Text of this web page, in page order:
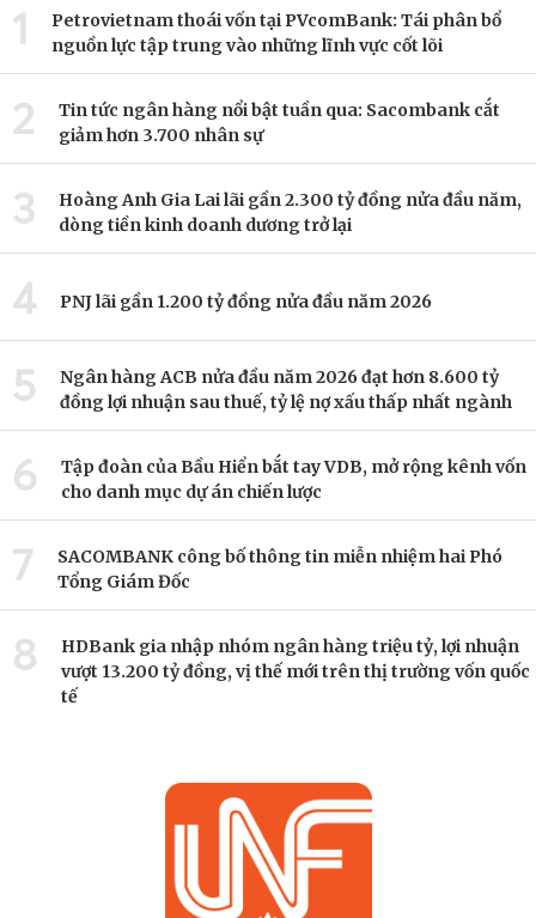
1
Petrovietnam thoái vốn tại PVcomBank: Tái phân bổ
nguồn lực tập trung vào những lĩnh vực cốt lõi
2
Tin tức ngân hàng nổi bật tuần qua: Sacombank cắt
giảm hơn 3.700 nhân sự
3
Hoàng Anh Gia Lai lãi gần 2.300 tỷ đồng nửa đầu năm,
dòng tiền kinh doanh dương trở lại
4 PNJ lãi gần 1.200 tỷ đồng nửa đầu năm 2026
5
Ngân hàng ACB nửa đầu năm 2026 đạt hơn 8.600 tỷ
đồng lợi nhuận sau thuế, tỷ lệ nợ xấu thấp nhất ngành
6
Tập đoàn của Bầu Hiển bắt tay VDB, mở rộng kênh vốn
cho danh mục dự án chiến lược
7
SACOMBANK công bố thông tin miễn nhiệm hai Phó
Tổng Giám Đốc
8
HDBank gia nhập nhóm ngân hàng triệu tỷ, lợi nhuận
vượt 13.200 tỷ đồng, vị thế mới trên thị trường vốn quốc
tế